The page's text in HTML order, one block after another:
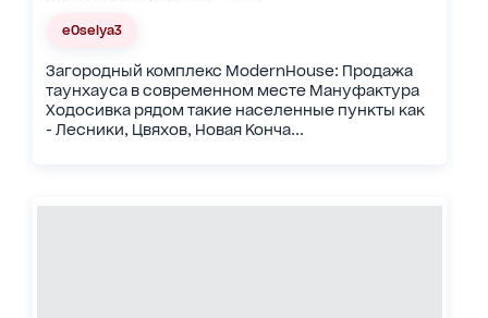
eOselya3
Загородный комплекс ModernHouse: Продажа
таунхауса в современном месте Мануфактура
Ходосивка рядом такие населенные пункты как
- Лесники, Цвяхов, Новая Конча...